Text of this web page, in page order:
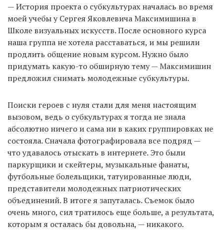
— История проекта о субкультурах началась во время
моей учебы у Сергея Яковлевича Максимишина в
Школе визуальных искусств. После основного курса
наша группа не хотела расставаться, и мы решили
продлить общение новым курсом. Нужно было
придумать какую-то обширную тему — Максимишин
предложил снимать молодежные субкультуры.
Поиски героев с нуля стали для меня настоящим
вызовом, ведь о субкультурах я тогда не знала
абсолютно ничего и сама ни в каких группировках не
состояла. Сначала фотографировала все подряд —
что удавалось отыскать в интернете. Это были
паркурщики и скейтеры, музыкальные фанаты,
футбольные болельщики, татуированные люди,
представители молодежных патриотических
объединений. В итоге я запуталась. Съемок было
очень много, сил тратилось еще больше, а результата,
которым я осталась бы довольна, — никакого.